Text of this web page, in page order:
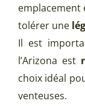
emplacement
tolérer une
Il est
l’Arizona est
choix idéal
venteuses.